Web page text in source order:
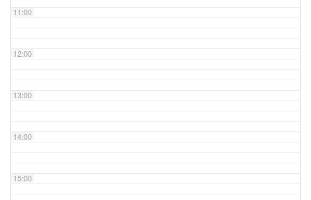
11:00
12:00
13:00
14:00
15:00